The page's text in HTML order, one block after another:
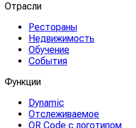
Отрасли
Рестораны
Недвижимость
Обучение
События
Функции
Dynamic
Отслеживаемое
QR Code с логотипом